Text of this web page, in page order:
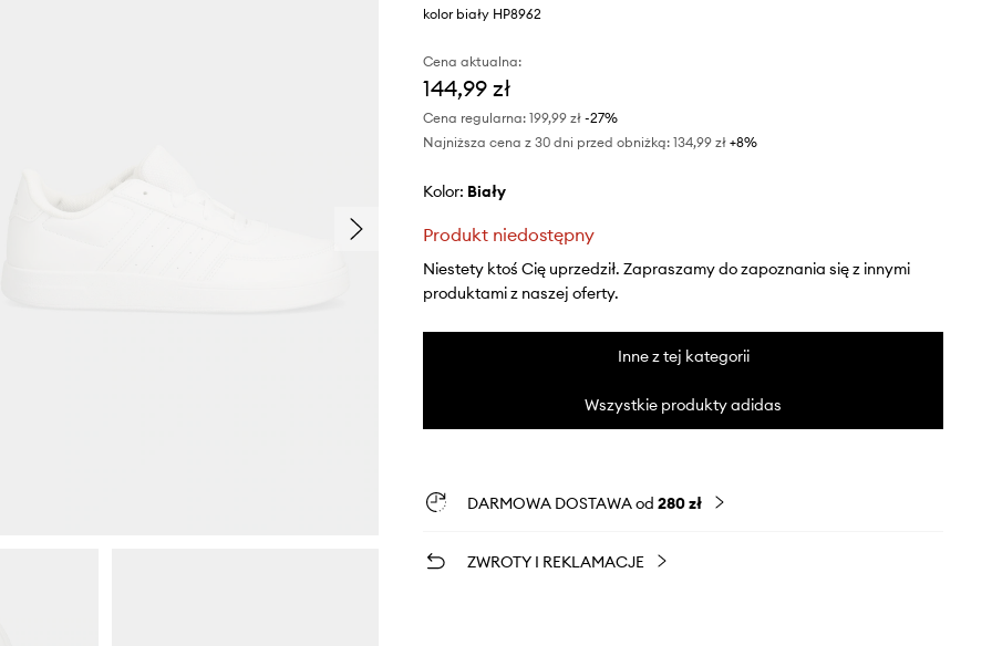
kolor biały HP8962
Cena aktualna:
144,99 zł
Cena regularna: 199,99 zł-27%
Najniższa cena z 30 dni przed obniżką: 134,99 zł +8%
Kolor: biały
Produkt niedostępny
Niestety ktoś Cię uprzedził. Zapraszamy do zapoznania się z innymi
produktami z naszej oferty.
Inne z tej kategorii
Wszystkie produkty adidas
DARMOWA DOSTAWA od 280 zł
ZWROTY I REKLAMACJE